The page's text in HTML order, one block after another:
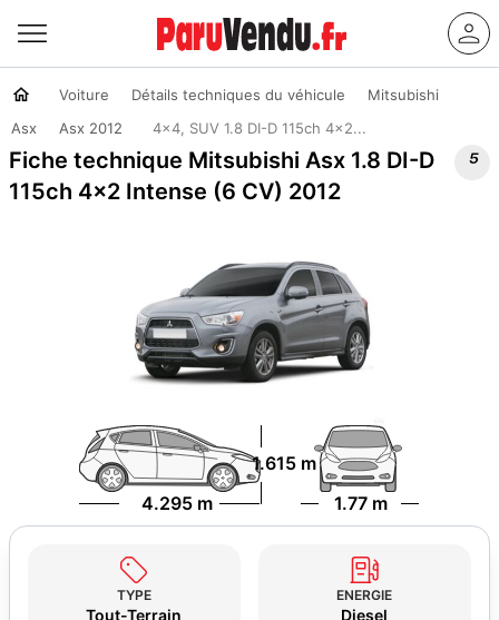
Voiture Détails techniques du véhicule
Mitsubishi
Asx
Asx 2012 4x4, SUV 1.8 DI-D 115ch 4x2...
Fiche technique Mitsubishi Asx 1.8 DI-D
115ch 4x2 Intense (6 CV) 2012

4.295 m 1.77 m
1.615 m
TYPE
Tout-Terrain
ENERGIE
Diesel